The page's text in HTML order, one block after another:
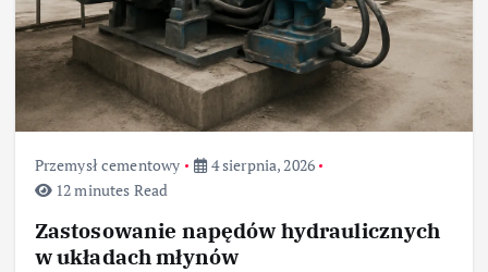
Przemysł cementowy
4 sierpnia, 2026
12 minutes Read
Zastosowanie napędów hydraulicznych
w układach młynów